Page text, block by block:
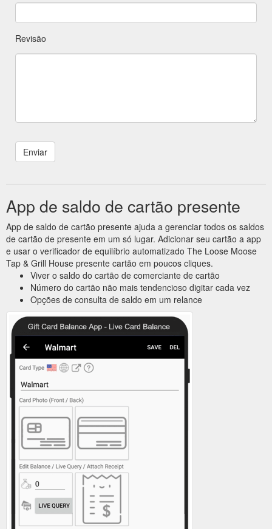
Revisão
App de saldo de cartão presente
App de saldo de cartão presente ajuda a gerenciar todos os saldos
de cartão de presente em um só lugar. Adicionar seu cartão a app
e usar o verificador de equilíbrio automatizado The Loose Moose
Tap & Grill House presente cartão em poucos cliques.
Viver o saldo do cartão de comerciante de cartão
Número do cartão não mais tendencioso digitar cada vez
Opções de consulta de saldo em um relance